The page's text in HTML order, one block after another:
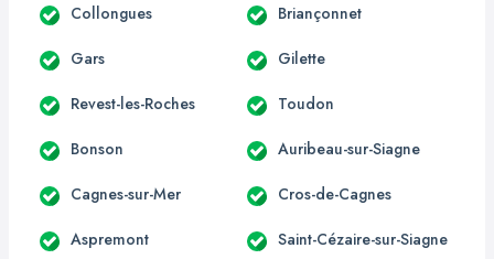
Collongues Briançonnet
Gars Gilette
Revest-les-Roches Toudon
Bonson Auribeau-sur-Siagne
Cagnes-sur-Mer Cros-de-Cagnes
Aspremont Saint-Cézaire-sur-Siagne